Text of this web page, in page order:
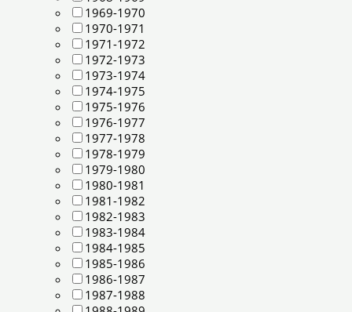
1969-1970
1970-1971
1971-1972
1972-1973
1973-1974
1974-1975
1975-1976
1976-1977
1977-1978
1978-1979
1979-1980
1980-1981
1981-1982
1982-1983
1983-1984
1984-1985
1985-1986
1986-1987
1987-1988